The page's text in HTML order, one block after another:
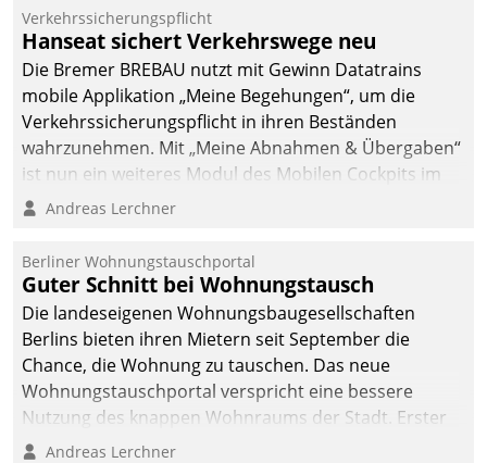
Verkehrssicherungspflicht
Hanseat sichert Verkehrswege neu
Die Bremer BREBAU nutzt mit Gewinn Datatrains
mobile Applikation „Meine Begehungen“, um die
Verkehrssicherungspflicht in ihren Beständen
wahrzunehmen. Mit „Meine Abnahmen & Übergaben“
ist nun ein weiteres Modul des Mobilen Cockpits im
Einsatz.
Andreas Lerchner
Berliner Wohnungstauschportal
Guter Schnitt bei Wohnungstausch
Die landeseigenen Wohnungsbaugesellschaften
Berlins bieten ihren Mietern seit September die
Chance, die Wohnung zu tauschen. Das neue
Wohnungstauschportal verspricht eine bessere
Nutzung des knappen Wohnraums der Stadt. Erster
Anwendungsfall für Datatrains Lösung API-Hub mit
Andreas Lerchner